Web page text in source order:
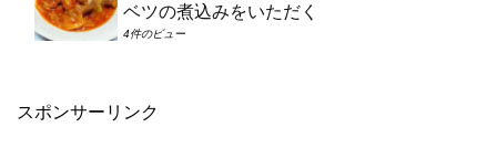
ベツの煮込みをいただく
4件のビュー
スポンサーリンク